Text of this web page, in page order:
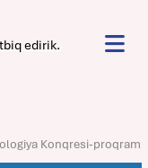
edirik.
Konqresi-proqram